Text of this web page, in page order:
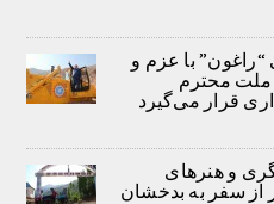
با عزم و
محترم
قرار می‌گیرد
و هنرهای
از سفر به بدخشان